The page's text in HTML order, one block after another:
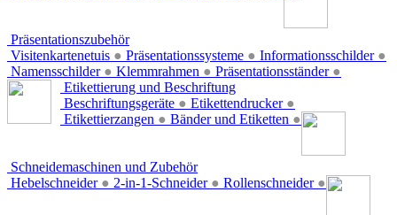
Präsentationszubehör
Visitenkartenetuis ● Präsentationssysteme ● Informationsschilder ●
Namensschilder ● Klemmrahmen ● Präsentationsständer ●
Etikettierung und Beschriftung
Beschriftungsgeräte ● Etikettendrucker ●
Etikettierzangen ● Bänder und Etiketten ●
Schneidemaschinen und Zubehör
Hebelschneider ● 2-in-1-Schneider ● Rollenschneider ●